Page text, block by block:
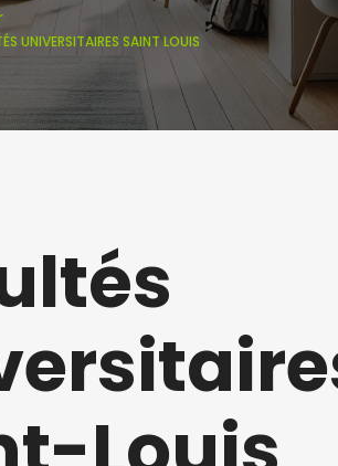
UNIVERSITAIRES SAINT LOUIS